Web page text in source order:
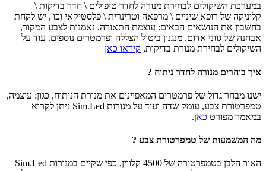
במערכת השיקולים לבחירת מנורה לחדר טיפולים \ חדר בדיקות \
קליניקה של רופא שיניים \ מרפאה וטרינרית \ פלסטיקאי וכו', יש לקחת
בחשבון את הנושאים הבאים: עוצמת התאורה, נאמנות לצבע המקור,
אבחנה של גווני אדום, מנגנון ביטול הצללה ופרמטרים נוספים. עוד על
השיקולים לבחירת מנורת בדיקות, קיראו כאן
איך בוחרים מנורה לחדר ניתוח ?
ישנו מבחר גדול של פרמטרים המאפיינים את מנורת הניתוח, כגון: עוצמה,
טמפרטורת צבע, עומק שדה ועוד על מנורות Sim.Led ניתן לקרוא
במאמר מפורט כאן.
מה המשמעות של טמפרטורת צבע ?
האור הלבן בטמפרטורה של 4500 קלווין, כפי שקיים במנורות Sim.Led